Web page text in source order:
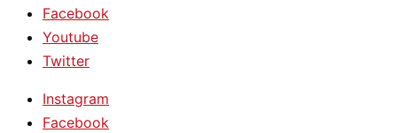
Facebook
Youtube
Twitter
Instagram
Facebook